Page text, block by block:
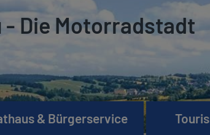
- Die Motorradstadt
& Bürgerservice